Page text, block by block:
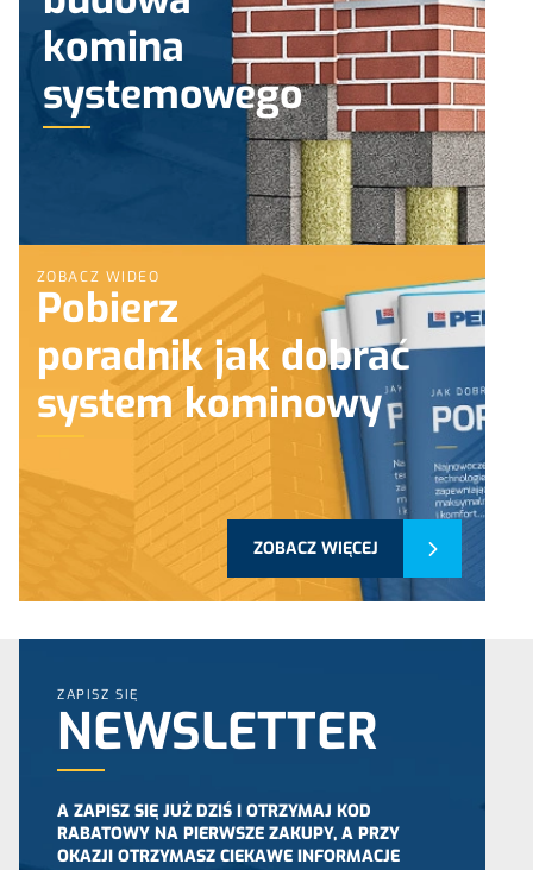
komina
systemowego
ZOBACZ WIDEO
Pobierz
poradnik jak dobrać
system kominowy
ZOBACZ WIĘCEJ
ZAPISZ SIĘ
NEWSLETTER
A ZAPISZ SIĘ JUŻ DZIŚ I OTRZYMAJ KOD
RABATOWY NA PIERWSZE ZAKUPY, A PRZY
OKAZJI OTRZYMASZ CIEKAWE INFORMACJE